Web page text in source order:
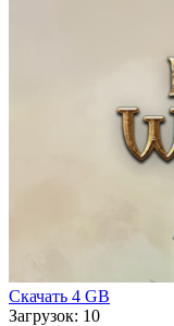
Скачать 4 GB
Загрузок: 10